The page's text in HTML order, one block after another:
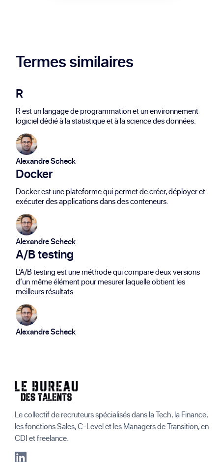
Termes similaires
R
R est un langage de programmation et un environnement
logiciel dédié à la statistique et à la science des données.
Alexandre Scheck
Docker
Docker est une plateforme qui permet de créer, déployer et
exécuter des applications dans des conteneurs.
Alexandre Scheck
A/B testing
L’A/B testing est une méthode qui compare deux versions
d’un même élément pour mesurer laquelle obtient les
meilleurs résultats.
Alexandre Scheck
Le collectif de recruteurs spécialisés dans la Tech, la Finance,
les fonctions Sales, C-Level et les Managers de Transition, en
CDI et freelance.